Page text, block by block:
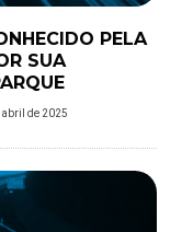
PELA
SUA
abril de 2025